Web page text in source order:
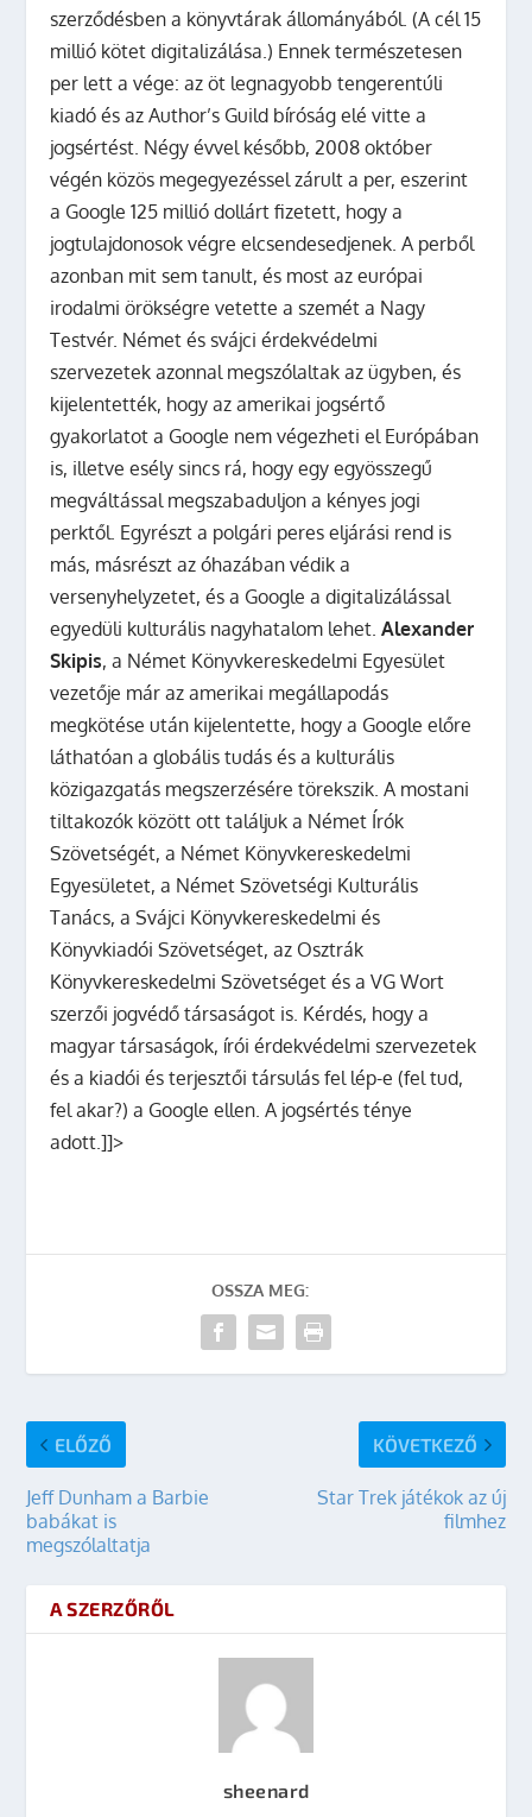
szerződésben a könyvtárak állományából. (A cél 15
millió kötet digitalizálása.) Ennek természetesen
per lett a vége: az öt legnagyobb tengerentúli
kiadó és az Author’s Guild bíróság elé vitte a
jogsértést. Négy évvel később, 2008 október
végén közös megegyezéssel zárult a per, eszerint
a Google 125 millió dollárt fizetett, hogy a
jogtulajdonosok végre elcsendesedjenek. A perből
azonban mit sem tanult, és most az európai
irodalmi örökségre vetette a szemét a Nagy
Testvér. Német és svájci érdekvédelmi
szervezetek azonnal megszólaltak az ügyben, és
kijelentették, hogy az amerikai jogsértő
gyakorlatot a Google nem végezheti el Európában
is, illetve esély sincs rá, hogy egy egyösszegű
megváltással megszabaduljon a kényes jogi
perktől. Egyrészt a polgári peres eljárási rend is
más, másrészt az óhazában védik a
versenyhelyzetet, és a Google a digitalizálással
egyedüli kulturális nagyhatalom lehet.Alexander
Skipis, a Német Könyvkereskedelmi Egyesület
vezetője már az amerikai megállapodás
megkötése után kijelentette, hogy a Google előre
láthatóan a globális tudás és a kulturális
közigazgatás megszerzésére törekszik. A mostani
tiltakozók között ott találjuk a Német Írók
Szövetségét, a Német Könyvkereskedelmi
Egyesületet, a Német Szövetségi Kulturális
Tanács, a Svájci Könyvkereskedelmi és
Könyvkiadói Szövetséget, az Osztrák
Könyvkereskedelmi Szövetséget és a VG Wort
szerzői jogvédő társaságot is. Kérdés, hogy a
magyar társaságok, írói érdekvédelmi szervezetek
és a kiadói és terjesztői társulás fel lép-e (fel tud,
fel akar?) a Google ellen. A jogsértés ténye
adott.]]>
OSSZA MEG:
ELŐZŐ
Jeff Dunham a Barbie
babákat is
megszólaltatja
KÖVETKEZŐ
Star Trek játékok az új
filmhez
A SZERZŐRŐL
sheenard